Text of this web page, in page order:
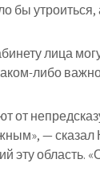
бы
лица
либо
от
— сказал
эту область.